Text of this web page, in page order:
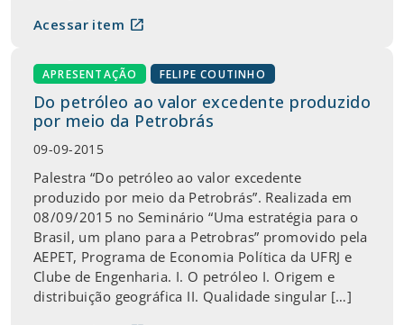
Acessar item open_in_new
APRESENTAÇÃO FELIPE COUTINHO
Do petróleo ao valor excedente produzido
por meio da Petrobrás
09-09-2015
Palestra “Do petróleo ao valor excedente
produzido por meio da Petrobrás”. Realizada em
08/09/2015 no Seminário “Uma estratégia para o
Brasil, um plano para a Petrobras” promovido pela
AEPET, Programa de Economia Política da UFRJ e
Clube de Engenharia. I. O petróleo I. Origem e
distribuição geográfica II. Qualidade singular […]